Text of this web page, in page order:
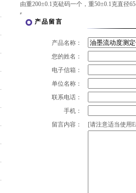
由重200±0.1克砝码一个，重50±0.1克直径
产品留言
产品名称：
您的姓名：
电子信箱：
单位名称：
联系电话：
手机：
留言内容：
[请注意适当使用